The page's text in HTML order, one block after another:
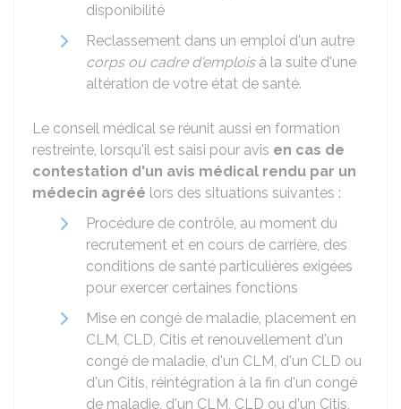
disponibilité
Reclassement dans un emploi d'un autre
corps ou cadre d'emploisà la suite d'une
altération de votre état de santé.
Le conseil médical se réunit aussi en formation
restreinte, lorsqu'il est saisi pour avis en cas de
contestation d'un avis médical rendu par un
médecin agréé lors des situations suivantes :
Procédure de contrôle, au moment du
recrutement et en cours de carrière, des
conditions de santé particulières exigées
pour exercer certaines fonctions
Mise en congé de maladie, placement en
CLM, CLD, Citis et renouvellement d'un
congé de maladie, d'un CLM, d'un CLD ou
d'un Citis, réintégration à la fin d'un congé
de maladie, d'un CLM, CLD ou d'un Citis,